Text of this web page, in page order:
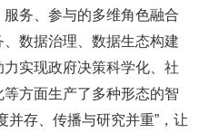
务、参与的多维角色融合
数据治理、数据生态构建
实现政府决策科学化、社
方面生产了多种形态的智
并存、传播与研究并重”，让